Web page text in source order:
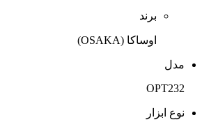
برند
اوساکا (OSAKA)
مدل
OPT232
نوع ابزار